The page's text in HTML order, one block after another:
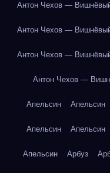
Антон Чехов —
Антон Чехов —
Антон Чехов —
Антон Чехов —
Апельсин Апельсин
Апельсин Апельсин
Апельсин Арбуз